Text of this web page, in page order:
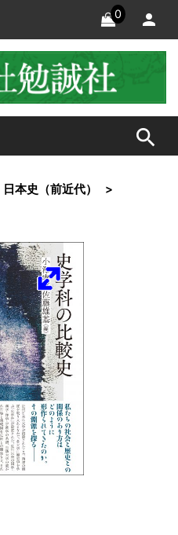
0
search
日本史（前近代）